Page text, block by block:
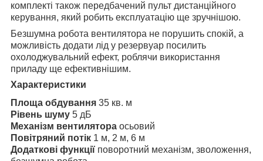
комплекті також передбачений пульт дистанційного
керування, який робить експлуатацію ще зручнішою.
Безшумна робота вентилятора не порушить спокій, а
можливість додати лід у резервуар посилить
охолоджувальний ефект, роблячи використання
приладу ще ефективнішим.
Характеристики
Площа обдування 35 кв. м
Рівень шуму 5 дБ
Механізм вентилятора осьовий
Повітряний потік 1 м, 2 м, 6 м
Додаткові функції поворотний механізм, зволоження,